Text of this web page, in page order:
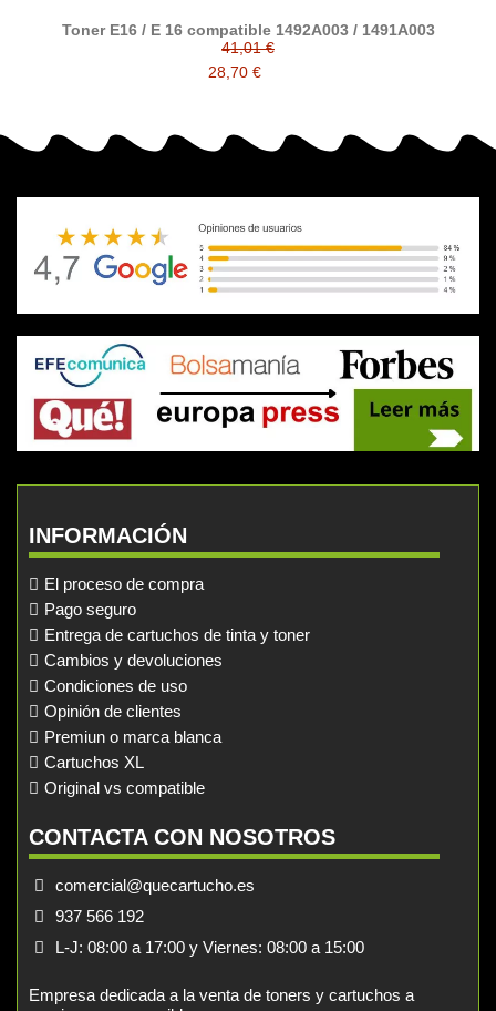
Toner E16 / E 16 compatible 1492A003 / 1491A003
41,01 €
28,70 €
INFORMACIÓN
El proceso de compra
Pago seguro
Entrega de cartuchos de tinta y toner
Cambios y devoluciones
Condiciones de uso
Opinión de clientes
Premiun o marca blanca
Cartuchos XL
Original vs compatible
CONTACTA CON NOSOTROS
comercial@quecartucho.es
937 566 192
L-J: 08:00 a 17:00 y Viernes: 08:00 a 15:00
Empresa dedicada a la venta de toners y cartuchos a